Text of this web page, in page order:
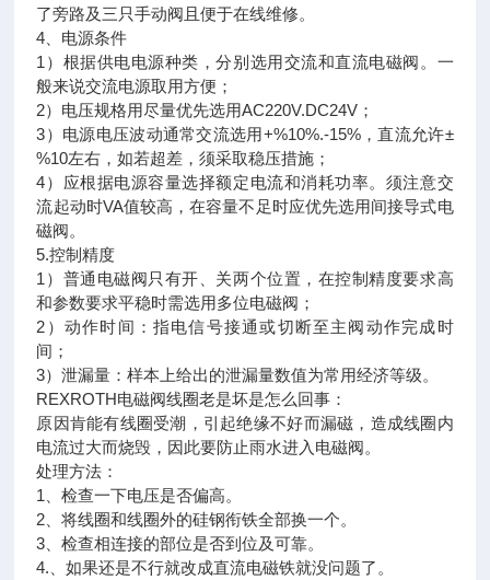
了旁路及三只手动阀且便于在线维修。
4、电源条件
1）根据供电电源种类，分别选用交流和直流电磁阀。一
般来说交流电源取用方便；
2）电压规格用尽量优先选用AC220V.DC24V；
3）电源电压波动通常交流选用+%10%.-15%，直流允许±
%10左右，如若超差，须采取稳压措施；
4）应根据电源容量选择额定电流和消耗功率。须注意交
流起动时VA值较高，在容量不足时应优先选用间接导式电
磁阀。
5.控制精度
1）普通电磁阀只有开、关两个位置，在控制精度要求高
和参数要求平稳时需选用多位电磁阀；
2）动作时间：指电信号接通或切断至主阀动作完成时
间；
3）泄漏量：样本上给出的泄漏量数值为常用经济等级。
REXROTH电磁阀线圈老是坏是怎么回事：
原因肯能有线圈受潮，引起绝缘不好而漏磁，造成线圈内
电流过大而烧毁，因此要防止雨水进入电磁阀。
处理方法：
1、检查一下电压是否偏高。
2、将线圈和线圈外的硅钢衔铁全部换一个。
3、检查相连接的部位是否到位及可靠。
4.、如果还是不行就改成直流电磁铁就没问题了。